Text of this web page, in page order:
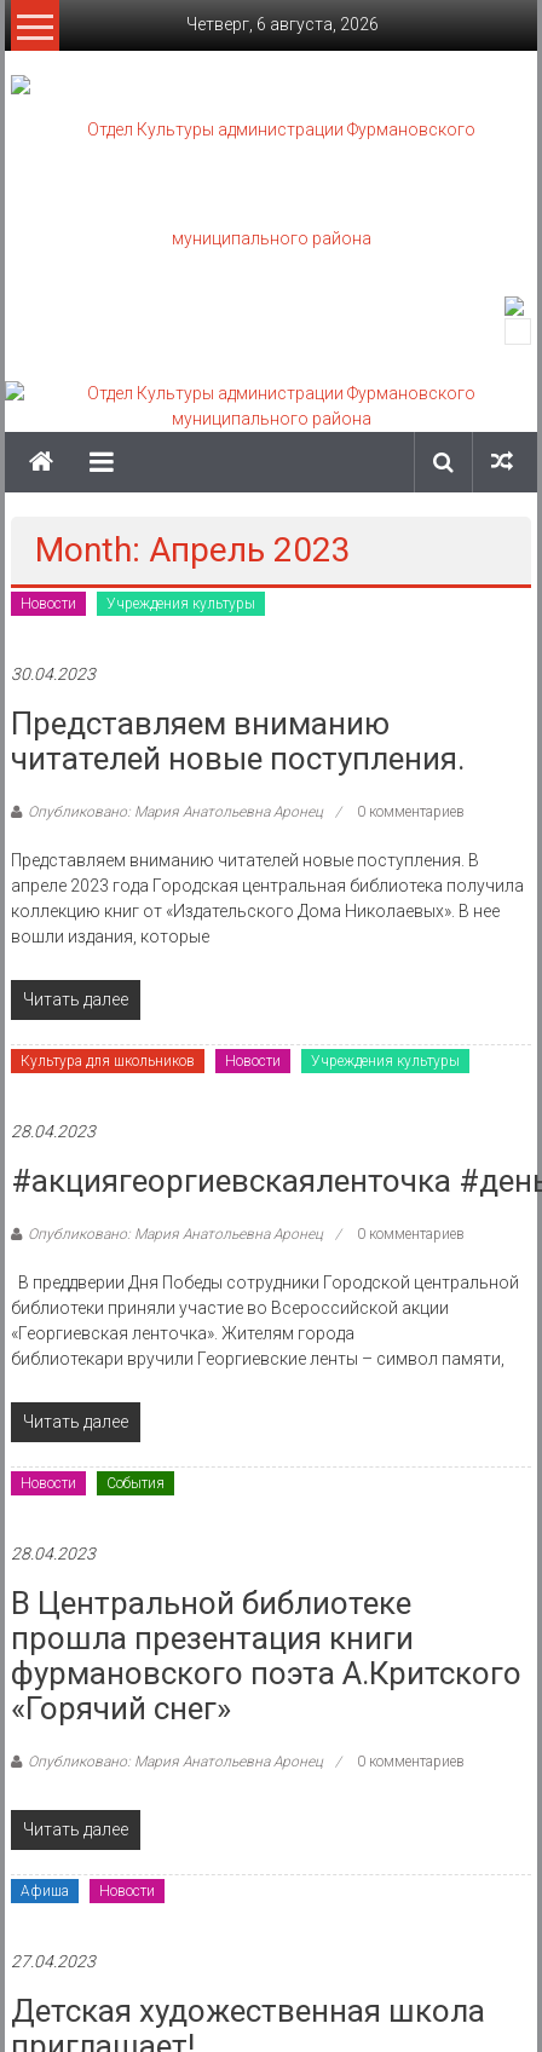
Skip
to
Четверг, 6 августа, 2026
администрации
Фурмановского
муниципального
района
Муниципальное
казенное
Month: Апрель 2023
Новости Учреждения культуры
30.04.2023
Представляем вниманию
читателей новые поступления.
Опубликовано: Мария Анатольевна Аронец 0 комментариев
Представляем вниманию читателей новые поступления. В
апреле 2023 года Городская центральная библиотека получила
коллекцию книг от «Издательского Дома Николаевых». В нее
вошли издания, которые
Читать далее
Культура для школьников Новости Учреждения культуры
28.04.2023
#акциягеоргиевскаяленточка
Опубликовано: Мария Анатольевна Аронец 0 комментариев
В преддверии Дня Победы сотрудники Городской центральной
библиотеки приняли участие во Всероссийской акции
«Георгиевская ленточка». Жителям города
библиотекари вручили Георгиевские ленты – символ памяти,
Читать далее
Новости События
28.04.2023
В Центральной библиотеке
прошла презентация книги
фурмановского поэта А.Критского
«Горячий снег»
Опубликовано: Мария Анатольевна Аронец 0 комментариев
Читать далее
Афиша Новости
27.04.2023
Детская художественная школа